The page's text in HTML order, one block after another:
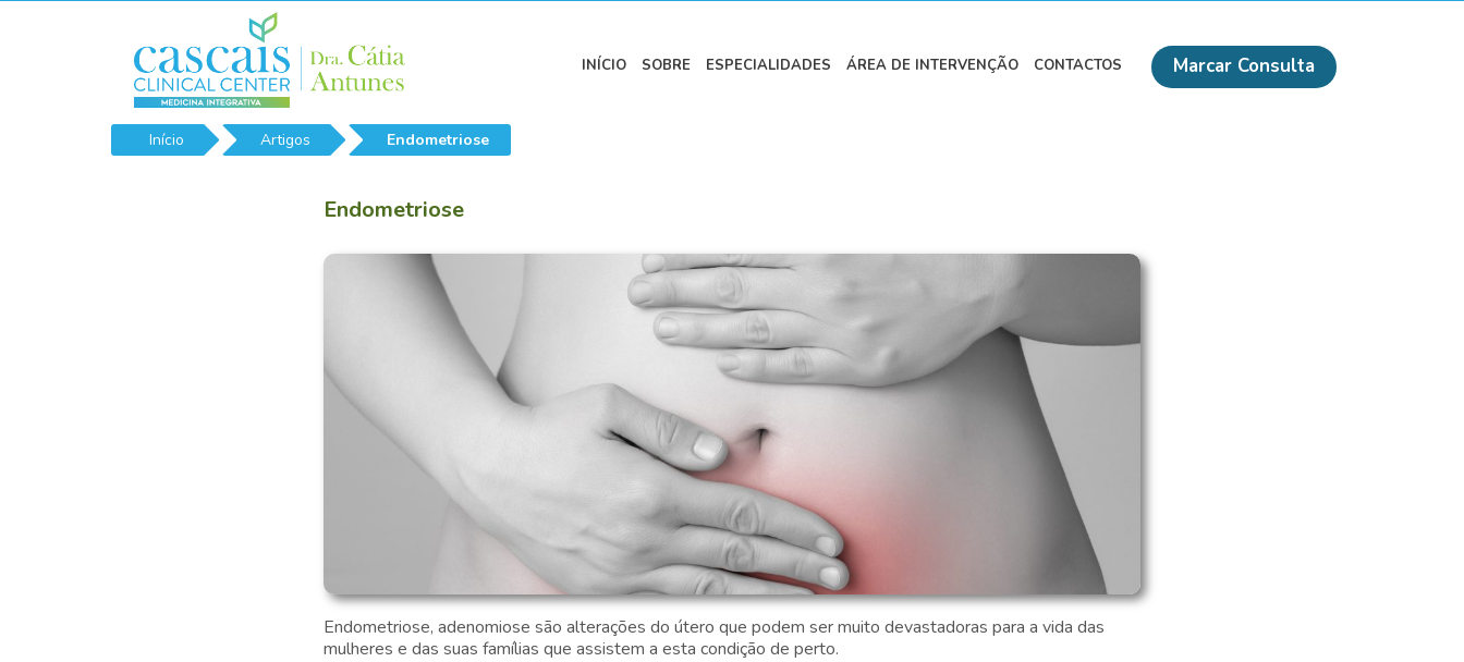
Marcar Consulta
INÍCIO SOBRE ESPECIALIDADES ÁREA DE INTERVENÇÃO CONTACTOS
Início Artigos Endometriose
Endometriose
Endometriose, adenomiose são alterações do útero que podem ser muito devastadoras para a vida das
mulheres e das suas famílias que assistem a esta condição de perto.